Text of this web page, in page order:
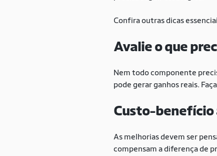
Confira outras dicas
Avalie o que
Nem todo componente
pode gerar ganhos reais.
Custo-benefício
As melhorias devem ser
compensam a diferença de